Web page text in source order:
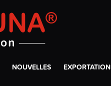
NOUVELLES EXPORTATION